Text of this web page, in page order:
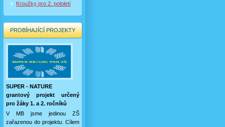
Kroužky pro 2. pololetí
PROBÍHAJÍCÍ PROJEKTY
SUPER - NATURE
grantový projekt určený
pro žáky 1. a 2. ročníků
V MB jsme jedinou ZŠ
zařazenou do projektu. Cílem